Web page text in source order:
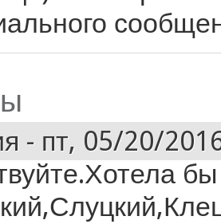
- пт, 05/20/